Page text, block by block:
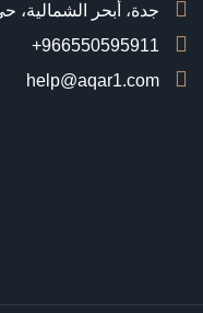
جدة، أبحر الشمالية،
966550595911+
help@aqar1.com